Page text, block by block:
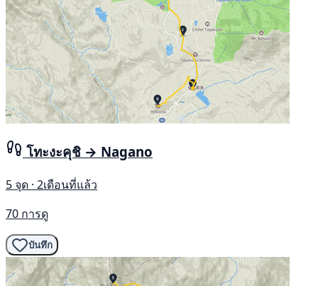
โทะงะคุชิ → Nagano
5 จุด · 2เดือนที่แล้ว
70 การดู
บันทึก